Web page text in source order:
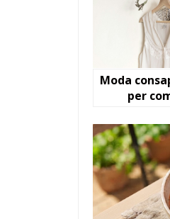
Moda
per